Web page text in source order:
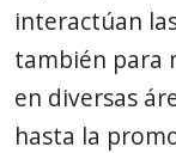
interactúan
también para
en diversas
hasta la